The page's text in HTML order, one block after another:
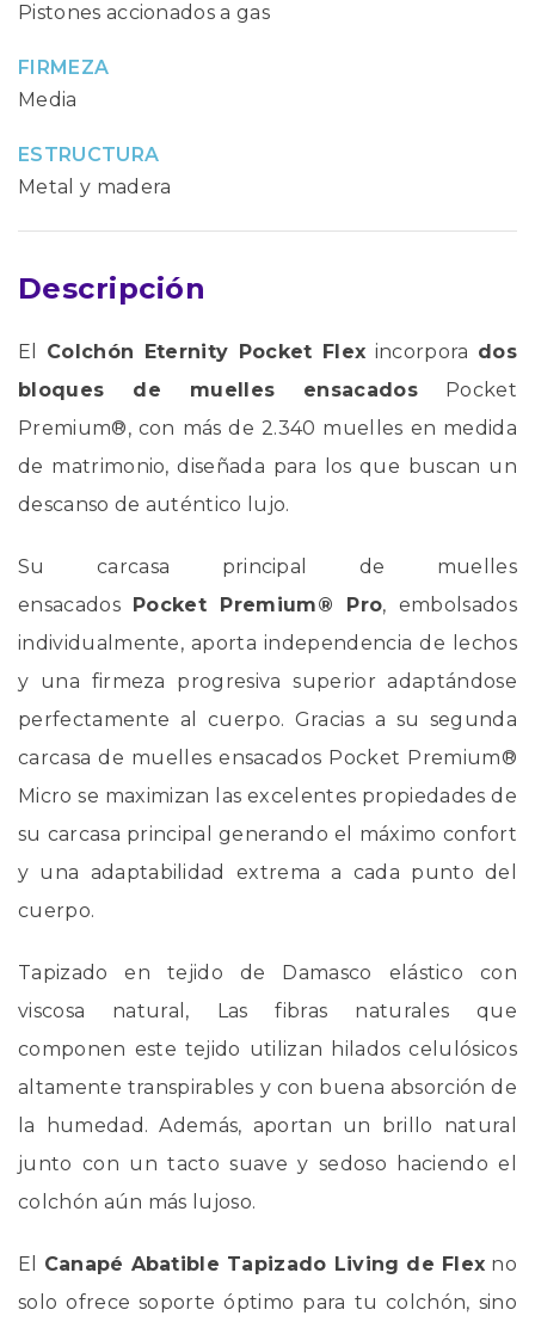
Pistones accionados a gas
FIRMEZA
Media
ESTRUCTURA
Metal y madera
Descripción
El Colchón Eternity Pocket Flex incorpora dos
bloques de muelles ensacados Pocket
Premium®, con más de 2.340 muelles en medida
de matrimonio, diseñada para los que buscan un
descanso de auténtico lujo.
Su carcasa principal de muelles
ensacados Pocket Premium® Pro, embolsados
individualmente, aporta independencia de lechos
y una firmeza progresiva superior adaptándose
perfectamente al cuerpo. Gracias a su segunda
carcasa de muelles ensacados Pocket Premium®
Micro se maximizan las excelentes propiedades de
su carcasa principal generando el máximo confort
y una adaptabilidad extrema a cada punto del
cuerpo.
Tapizado en tejido de Damasco elástico con
viscosa natural, Las fibras naturales que
componen este tejido utilizan hilados celulósicos
altamente transpirables y con buena absorción de
la humedad. Además, aportan un brillo natural
junto con un tacto suave y sedoso haciendo el
colchón aún más lujoso.
El Canapé Abatible Tapizado Living de Flex no
solo ofrece soporte óptimo para tu colchón, sino